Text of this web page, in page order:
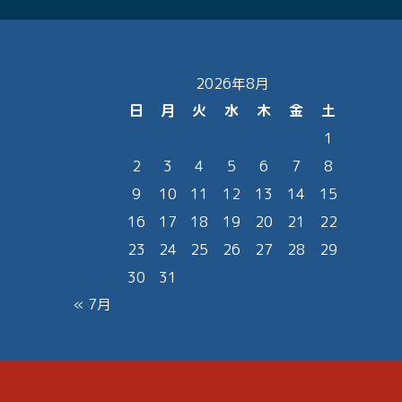
2026年8月
日
月 火 水 木 金
土
1
2
3 4 5 6 7
8
9
10 11 12 13 14
15
16
17 18 19 20 21
22
23
24 25 26 27 28
29
30
31
« 7月